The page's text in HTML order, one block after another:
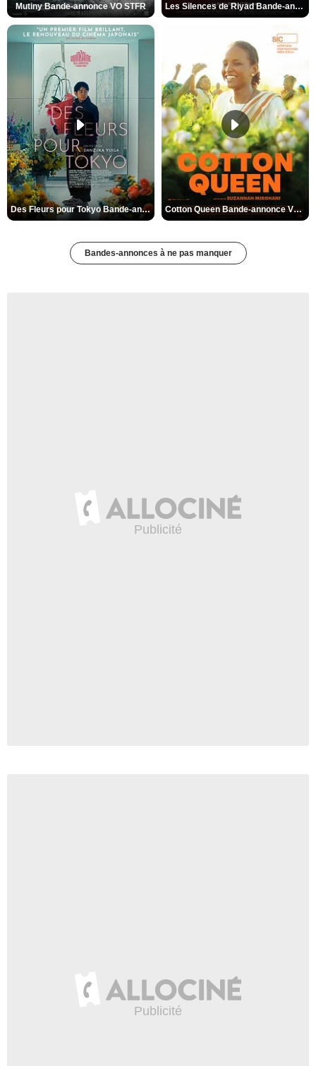
Mutiny Bande-annonce VO STFR Les Silences de Riyad Bande-annonce VO STFR
Des Fleurs pour Tokyo Bande-annonce VO STFR Cotton Queen Bande-annonce VO STFR
Bandes-annonces à ne pas manquer